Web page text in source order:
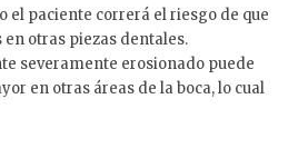
el paciente correrá el riesgo de que
otras piezas dentales.
severamente erosionado puede
en otras áreas de la boca, lo cual